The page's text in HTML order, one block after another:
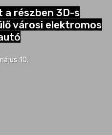
részben 3D-s
városi elektromos
10.